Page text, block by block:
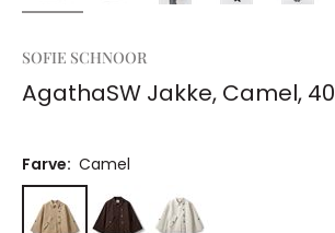
SOFIE SCHNOOR
AgathaSW Jakke, Camel, 40
Farve: Camel